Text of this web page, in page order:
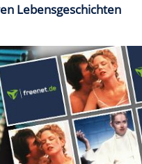
Lebensgeschichten